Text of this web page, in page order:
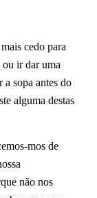
cedo para
ou ir dar uma
a sopa antes do
alguma destas
mos de
não nos